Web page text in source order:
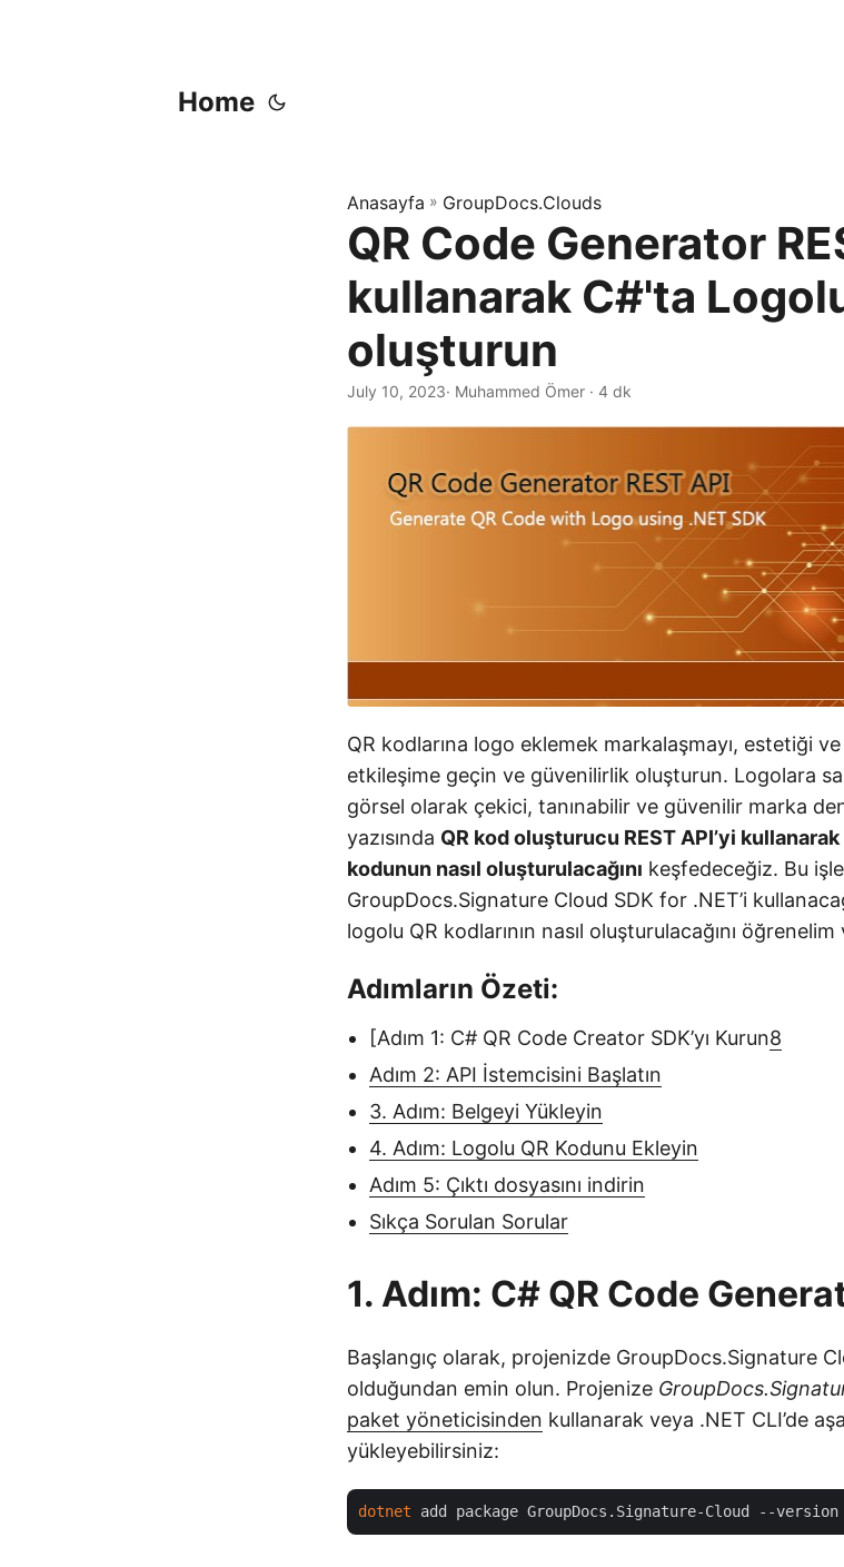
Home
Anasayfa » GroupDocs.Clouds
QR Code Generator
kullanarak C#'ta
oluşturun
July 10, 2023· Muhammed Ömer · 4 dk
QR kodlarına logo eklemek markalaşmayı, estetiği
etkileşime geçin ve güvenilirlik oluşturun. Logolara
görsel olarak çekici, tanınabilir ve güvenilir marka
yazısında QR kod oluşturucu REST API’yi
kodunun nasıl oluşturulacağını keşfedeceğiz. Bu
GroupDocs.Signature Cloud SDK for .NET’i
logolu QR kodlarının nasıl oluşturulacağını
Adımların Özeti:
[Adım 1: C# QR Code Creator SDK’yı Kurun8
Adım 2: API İstemcisini Başlatın
3. Adım: Belgeyi Yükleyin
4. Adım: Logolu QR Kodunu Ekleyin
Adım 5: Çıktı dosyasını indirin
Sıkça Sorulan Sorular
1. Adım: C# QR Code
Başlangıç olarak, projenizde GroupDocs.Signature
olduğundan emin olun. Projenize
paket yöneticisinden kullanarak veya .NET CLI’de
yükleyebilirsiniz:
dotnet add package GroupDocs.Signature-Cloud --version